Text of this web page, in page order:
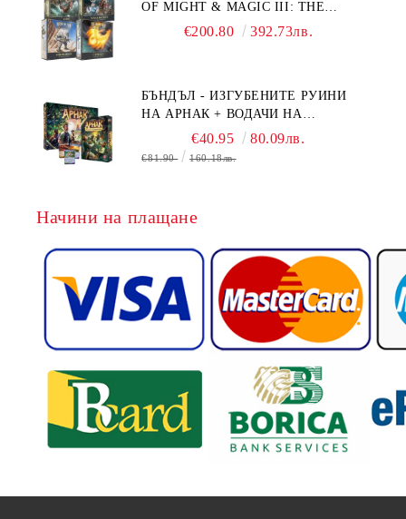
OF MIGHT & MAGIC III: THE
BOARD GAME EXPANSIONS -
€200.80 392.73лв.
БЪНДЪЛ - ИЗГУБЕНИТЕ РУИНИ
НА АРНАК + ВОДАЧИ НА
ЕКСПЕДИЦИИ + ПРОМО КАРТИ
БЕЗПЛАТНО
€40.95 80.09лв.
€81.90 160.18лв.
Начини на плащане